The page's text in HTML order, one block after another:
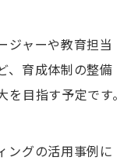
ジャーや教育担当
、育成体制の整備
目指す予定です。
ングの活用事例に